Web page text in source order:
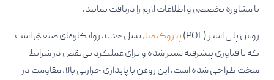
تا مشاوره تخصصی و اطلاعات لازم را دریافت نمایید.​
روغن پلی استر (POE)
پتروکیمیا، نسل جدید روانکارهای صنعتی است
که با فناوری پیشرفته سنتز شده و برای عملکرد بی‌نقص در شرایط
سخت طراحی شده است. این روغن با پایداری حرارتی بالا، مقاومت در